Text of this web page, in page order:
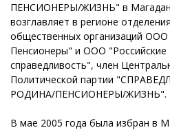
ПЕНСИОНЕРЫ/ЖИЗНЬ" в
возглавляет в регионе
общественных организаций ООО
Пенсионеры" и ООО "Российские
справедливость", член
Политической партии
РОДИНА/ПЕНСИОНЕРЫ/ЖИЗНЬ".
В мае 2005 года была избран в